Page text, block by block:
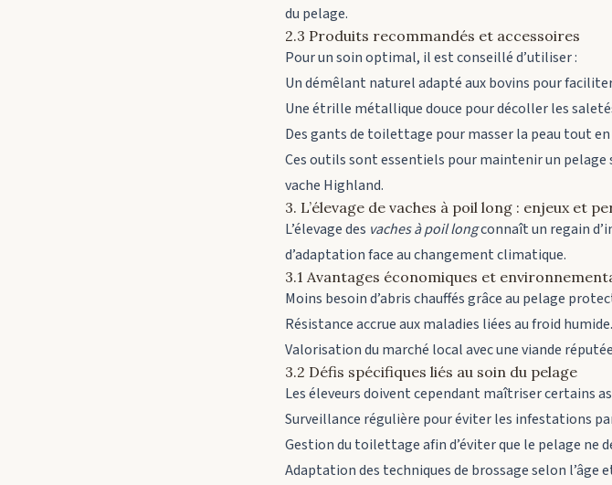
du pelage.
2.3 Produits recommandés et accessoires
Pour un soin optimal, il est conseillé d’utiliser :
Un démêlant naturel adapté aux bovins pour
Une étrille métallique douce pour décoller les
Des gants de toilettage pour masser la peau tout
Ces outils sont essentiels pour maintenir un
vache Highland.
3. L’élevage de vaches à poil long : enjeux et
L’élevage des vaches à poil longconnaît un regain
d’adaptation face au changement climatique.
3.1 Avantages économiques et
Moins besoin d’abris chauffés grâce au pelage
Résistance accrue aux maladies liées au froid humide.
Valorisation du marché local avec une viande
3.2 Défis spécifiques liés au soin du pelage
Les éleveurs doivent cependant maîtriser certains
Surveillance régulière pour éviter les infestations
Gestion du toilettage afin d’éviter que le pelage ne
Adaptation des techniques de brossage selon l’âge